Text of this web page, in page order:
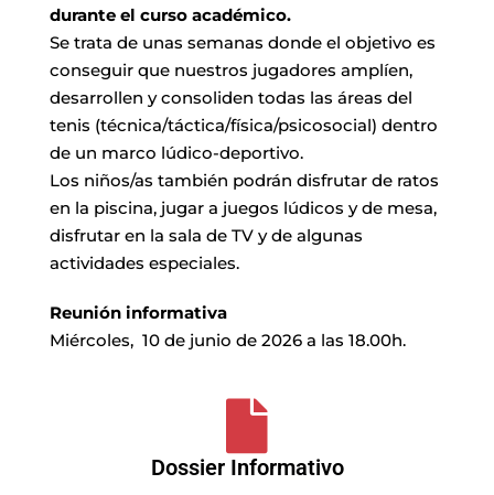
durante el curso académico.
Se trata de unas semanas donde el objetivo es
conseguir que nuestros jugadores amplíen,
desarrollen y consoliden todas las áreas del
tenis (técnica/táctica/física/psicosocial) dentro
de un marco lúdico-deportivo.
Los niños/as también podrán disfrutar de ratos
en la piscina, jugar a juegos lúdicos y de mesa,
disfrutar en la sala de TV y de algunas
actividades especiales.
Reunión informativa
Miércoles, 10 de junio de 2026 a las 18.00h.
Dossier Informativo